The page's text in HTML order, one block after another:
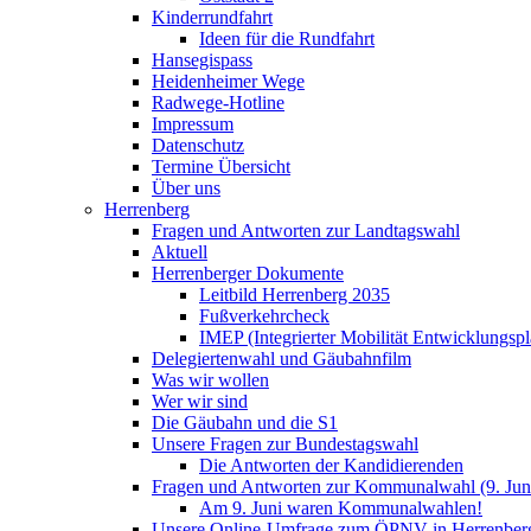
Kinderrundfahrt
Ideen für die Rundfahrt
Hansegispass
Heidenheimer Wege
Radwege-Hotline
Impressum
Datenschutz
Termine Übersicht
Über uns
Herrenberg
Fragen und Antworten zur Landtagswahl
Aktuell
Herrenberger Dokumente
Leitbild Herrenberg 2035
Fußverkehrcheck
IMEP (Integrierter Mobilität
Delegiertenwahl und Gäubahnfilm
Was wir wollen
Wer wir sind
Die Gäubahn und die S1
Unsere Fragen zur Bundestagswahl
Die Antworten der Kandidierenden
Fragen und Antworten zur Kommunalwahl (9.
Am 9. Juni waren Kommunalwahlen!